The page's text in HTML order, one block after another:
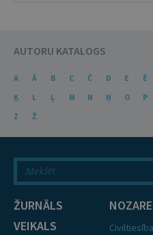
AUTORU KATALOGS
A Ā B C Č D E Ē
Ķ
L Ļ M N Ņ O P
Z
Ž
ŽURNĀLS
VEIKALS